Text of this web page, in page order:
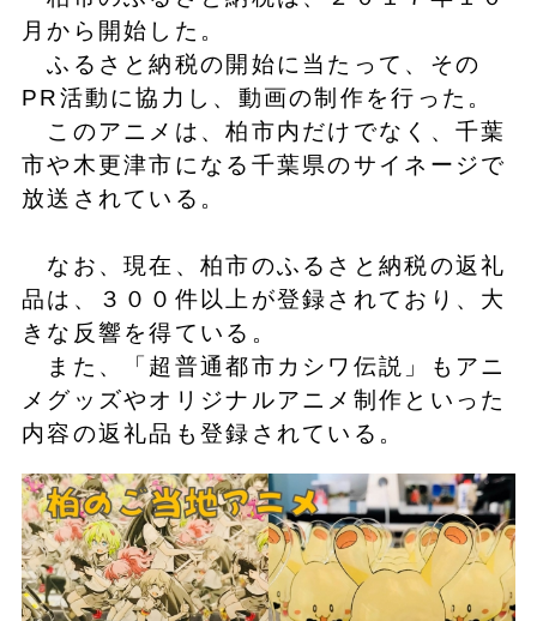
月から開始した。
ふるさと納税の開始に当たって、その
PR活動に協力し、動画の制作を行った。
このアニメは、柏市内だけでなく、千葉
市や木更津市になる千葉県のサイネージで
放送されている。
なお、現在、柏市のふるさと納税の返礼
品は、３００件以上が登録されており、大
きな反響を得ている。
また、「超普通都市カシワ伝説」もアニ
メグッズやオリジナルアニメ制作といった
内容の返礼品も登録されている。